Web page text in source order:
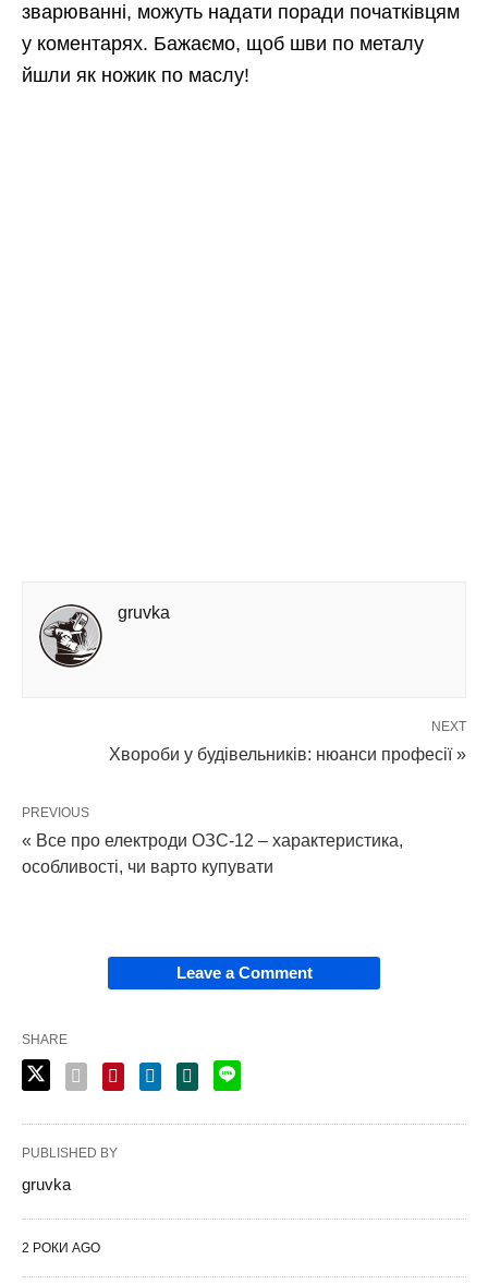
зварюванні, можуть надати поради початківцям
у коментарях. Бажаємо, щоб шви по металу
йшли як ножик по маслу!
gruvka
NEXT
Хвороби у будівельників: нюанси професії »
PREVIOUS
« Все про електроди ОЗС-12 – характеристика,
особливості, чи варто купувати
Leave a Comment
SHARE
PUBLISHED BY
gruvka
2 РОКИ AGO